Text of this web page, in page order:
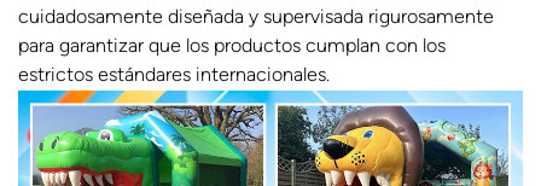
cuidadosamente diseñada y supervisada rigurosamente
para garantizar que los productos cumplan con los
estrictos estándares internacionales.